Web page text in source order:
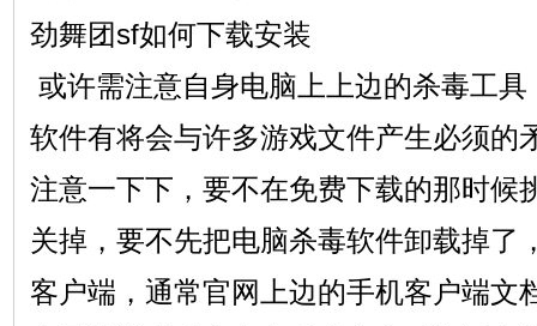
劲舞团sf如何下载安装
或许需注意自身电脑上上边的杀毒工
软件有将会与许多游戏文件产生必须的
注意一下下，要不在免费下载的那时候
关掉，要不先把电脑杀毒软件卸载掉了
客户端，通常官网上边的手机客户端文